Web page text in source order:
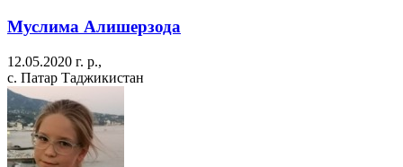
Муслима Алишерзода
12.05.2020 г. р.,
с. Патар Таджикистан